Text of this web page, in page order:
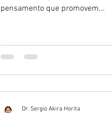
pensamento que promovem...
Dr. Sergio Akira Horita